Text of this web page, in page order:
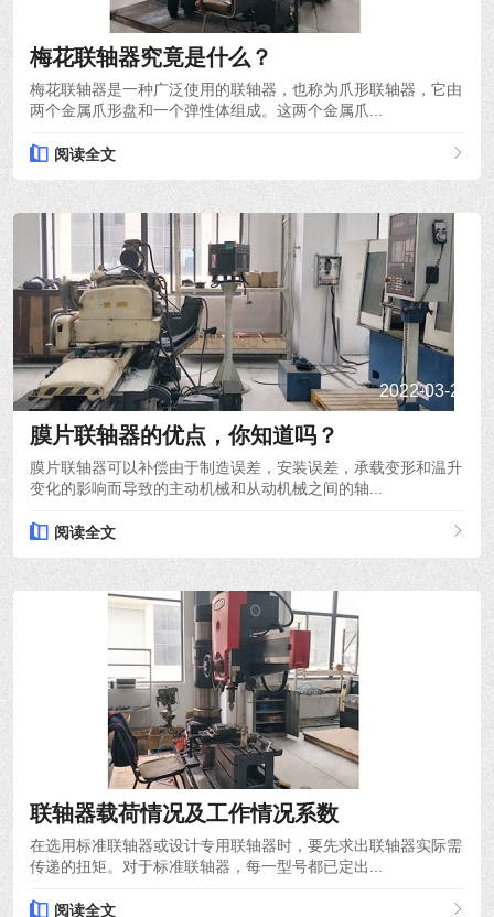
梅花联轴器究竟是什么？
梅花联轴器是一种广泛使用的联轴器，也称为爪形联轴器，它由
两个金属爪形盘和一个弹性体组成。这两个金属爪...
阅读全文
2022-03-24
膜片联轴器的优点，你知道吗？
膜片联轴器可以补偿由于制造误差，安装误差，承载变形和温升
变化的影响而导致的主动机械和从动机械之间的轴...
阅读全文
联轴器载荷情况及工作情况系数
在选用标准联轴器或设计专用联轴器时，要先求出联轴器实际需
传递的扭矩。对于标准联轴器，每一型号都已定出...
阅读全文